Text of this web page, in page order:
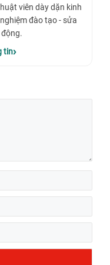
thay màn hình
môi trường ẩm ướt
hoặc đốm sáng
xuyên bị đơ, liệt, nhảy
thấp, xuất hiện các bóng
viên dày dặn kinh
đào tạo - sửa
tin